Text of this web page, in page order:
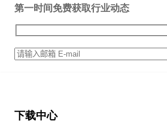
第一时间免费获取行业动态
下载中心